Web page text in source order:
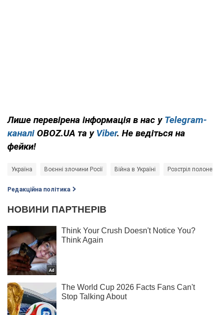
Лише перевірена інформація в нас у Telegram-
каналі OBOZ.UA та у Viber. Не ведіться на
фейки!
Україна Воєнні злочини Росії Війна в Україні Розстріл
Редакційна політика